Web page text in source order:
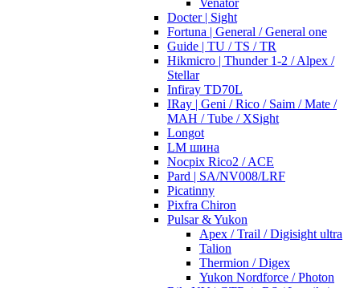
Venator
Docter | Sight
Fortuna | General / General one
Guide | TU / TS / TR
Hikmicro | Thunder 1-2 / Alpex /
Stellar
Infiray TD70L
IRay | Geni / Rico / Saim / Mate /
MAH / Tube / XSight
Longot
LM шина
Nocpix Rico2 / ACE
Pard | SA/NV008/LRF
Picatinny
Pixfra Chiron
Pulsar & Yukon
Apex / Trail / Digisight ultra
Talion
Thermion / Digex
Yukon Nordforce / Photon